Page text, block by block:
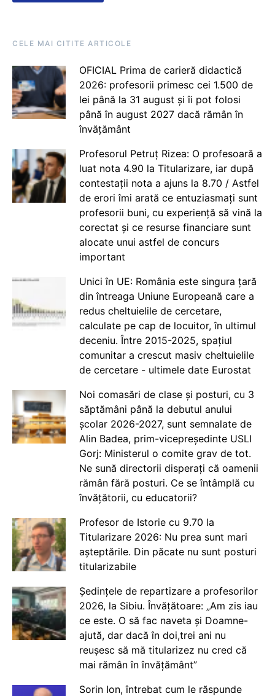
CELE MAI CITITE ARTICOLE
OFICIAL Prima de carieră didactică
2026: profesorii primesc cei 1.500 de
lei până la 31 august și îi pot folosi
până în august 2027 dacă rămân în
învățământ
Profesorul Petruț Rizea: O profesoară a
luat nota 4.90 la Titularizare, iar după
contestații nota a ajuns la 8.70 / Astfel
de erori îmi arată ce entuziasmați sunt
profesorii buni, cu experiență să vină la
corectat și ce resurse financiare sunt
alocate unui astfel de concurs
important
Unici în UE: România este singura țară
din întreaga Uniune Europeană care a
redus cheltuielile de cercetare,
calculate pe cap de locuitor, în ultimul
deceniu. Între 2015-2025, spațiul
comunitar a crescut masiv cheltuielile
de cercetare - ultimele date Eurostat
Noi comasări de clase și posturi, cu 3
săptămâni până la debutul anului
școlar 2026-2027, sunt semnalate de
Alin Badea, prim-vicepreședinte USLI
Gorj: Ministerul o comite grav de tot.
Ne sună directorii disperați că oamenii
rămân fără posturi. Ce se întâmplă cu
învățătorii, cu educatorii?
Profesor de Istorie cu 9.70 la
Titularizare 2026: Nu prea sunt mari
așteptările. Din păcate nu sunt posturi
titularizabile
Ședințele de repartizare a profesorilor
2026, la Sibiu. Învățătoare: „Am zis iau
ce este. O să fac naveta și Doamne-
ajută, dar dacă în doi,trei ani nu
reușesc să mă titularizez nu cred că
mai rămân în învățământ”
Sorin Ion, întrebat cum le răspunde